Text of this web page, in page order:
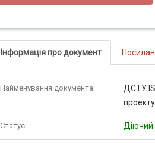
Інформація про документ
Найменування документа:
ДСТУ
Статус: Діючий